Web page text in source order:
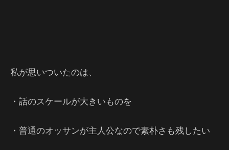
私が思いついたのは、
・話のスケールが大きいものを
・普通のオッサンが主人公なので素朴さも残したい